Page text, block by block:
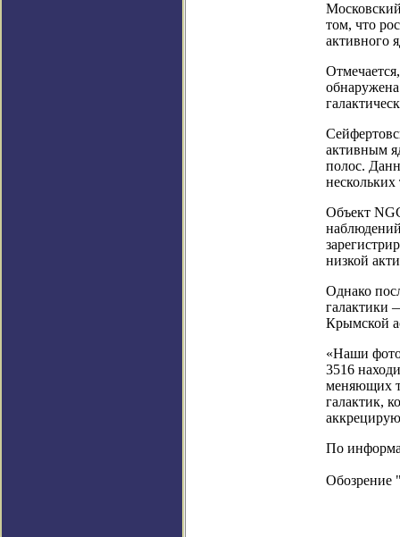
том, что
активного
активным
полос.
Объект
низкой
Однако
галактики
Крымской
«Наши
3516
меняющих
галактик,
По
Обозрение